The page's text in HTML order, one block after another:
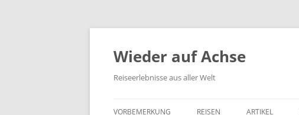
Wieder auf Achse
Reiseerlebnisse aus aller Welt
VORBEMERKUNG REISEN ARTIKEL